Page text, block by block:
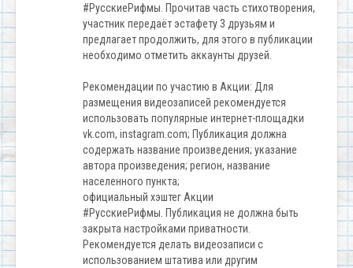
#РусскиеРифмы. Прочитав часть стихотворения,
участник передаёт эстафету 3 друзьям и
предлагает продолжить, для этого в публикации
необходимо отметить аккаунты друзей.
Рекомендации по участию в Акции: Для
размещения видеозаписей рекомендуется
использовать популярные интернет-площадки
vk.com, instagram.com; Публикация должна
содержать название произведения; указание
автора произведения; регион, название
населенного пункта;
официальный хэштег Акции
#РусскиеРифмы. Публикация не должна быть
закрыта настройками приватности.
Рекомендуется делать видеозаписи с
использованием штатива или другим